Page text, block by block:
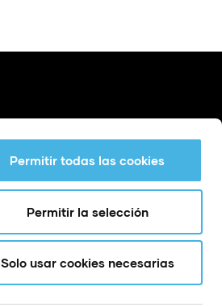
Permitir todas las cookies
Permitir la selección
Solo usar cookies necesarias